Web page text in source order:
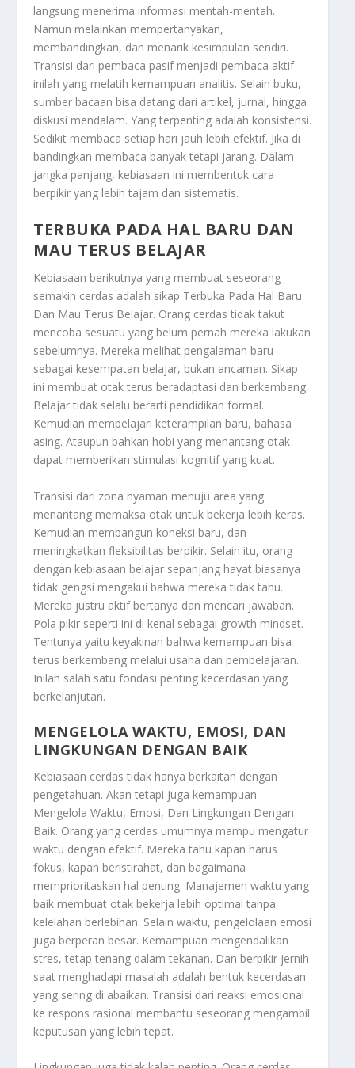
langsung menerima informasi mentah-mentah.
Namun melainkan mempertanyakan,
membandingkan, dan menarik kesimpulan sendiri.
Transisi dari pembaca pasif menjadi pembaca aktif
inilah yang melatih kemampuan analitis. Selain buku,
sumber bacaan bisa datang dari artikel, jurnal, hingga
diskusi mendalam. Yang terpenting adalah konsistensi.
Sedikit membaca setiap hari jauh lebih efektif. Jika di
bandingkan membaca banyak tetapi jarang. Dalam
jangka panjang, kebiasaan ini membentuk cara
berpikir yang lebih tajam dan sistematis.
TERBUKA PADA HAL BARU DAN
MAU TERUS BELAJAR
Kebiasaan berikutnya yang membuat seseorang
semakin cerdas adalah sikap Terbuka Pada Hal Baru
Dan Mau Terus Belajar. Orang cerdas tidak takut
mencoba sesuatu yang belum pernah mereka lakukan
sebelumnya. Mereka melihat pengalaman baru
sebagai kesempatan belajar, bukan ancaman. Sikap
ini membuat otak terus beradaptasi dan berkembang.
Belajar tidak selalu berarti pendidikan formal.
Kemudian mempelajari keterampilan baru, bahasa
asing. Ataupun bahkan hobi yang menantang otak
dapat memberikan stimulasi kognitif yang kuat.
Transisi dari zona nyaman menuju area yang
menantang memaksa otak untuk bekerja lebih keras.
Kemudian membangun koneksi baru, dan
meningkatkan fleksibilitas berpikir. Selain itu, orang
dengan kebiasaan belajar sepanjang hayat biasanya
tidak gengsi mengakui bahwa mereka tidak tahu.
Mereka justru aktif bertanya dan mencari jawaban.
Pola pikir seperti ini di kenal sebagai growth mindset.
Tentunya yaitu keyakinan bahwa kemampuan bisa
terus berkembang melalui usaha dan pembelajaran.
Inilah salah satu fondasi penting kecerdasan yang
berkelanjutan.
MENGELOLA WAKTU, EMOSI, DAN
LINGKUNGAN DENGAN BAIK
Kebiasaan cerdas tidak hanya berkaitan dengan
pengetahuan. Akan tetapi juga kemampuan
Mengelola Waktu, Emosi, Dan Lingkungan Dengan
Baik. Orang yang cerdas umumnya mampu mengatur
waktu dengan efektif. Mereka tahu kapan harus
fokus, kapan beristirahat, dan bagaimana
memprioritaskan hal penting. Manajemen waktu yang
baik membuat otak bekerja lebih optimal tanpa
kelelahan berlebihan. Selain waktu, pengelolaan emosi
juga berperan besar. Kemampuan mengendalikan
stres, tetap tenang dalam tekanan. Dan berpikir jernih
saat menghadapi masalah adalah bentuk kecerdasan
yang sering di abaikan. Transisi dari reaksi emosional
ke respons rasional membantu seseorang mengambil
keputusan yang lebih tepat.